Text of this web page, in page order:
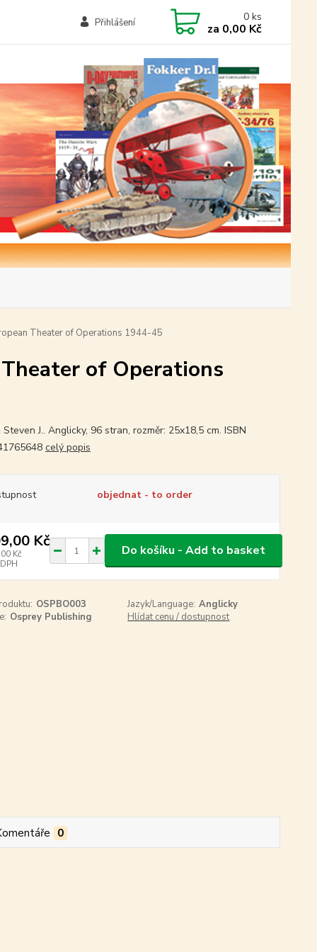
Přihlášení 0 ks
za 0,00 Kč
Theater of Operations 1944-45
of Operations
J.. Anglicky, 96 stran, rozměr: 25x18,5 cm. ISBN
celý popis
objednat - to order
Kč
Kč
Do košíku - Add to basket
OSPBO003 Jazyk/Language: Anglicky
Osprey Publishing Hlídat cenu / dostupnost
0